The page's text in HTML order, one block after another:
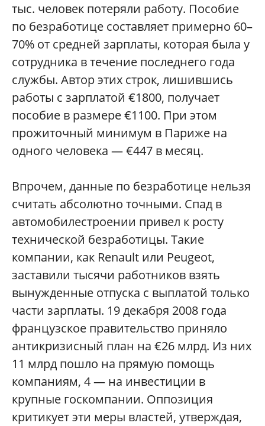
тыс. человек потеряли работу. Пособие
по безработице составляет примерно 60–
70% от средней зарплаты, которая была у
сотрудника в течение последнего года
службы. Автор этих строк, лишившись
работы с зарплатой €1800, получает
пособие в размере €1100. При этом
прожиточный минимум в Париже на
одного человека — €447 в месяц.
Впрочем, данные по безработице нельзя
считать абсолютно точными. Спад в
автомобилестроении привел к росту
технической безработицы. Такие
компании, как Renault или Peugeot,
заставили тысячи работников взять
вынужденные отпуска с выплатой только
части зарплаты. 19 декабря 2008 года
французское правительство приняло
антикризисный план на €26 млрд. Из них
11 млрд пошло на прямую помощь
компаниям, 4 — на инвестиции в
крупные госкомпании. Оппозиция
критикует эти меры властей, утверждая,